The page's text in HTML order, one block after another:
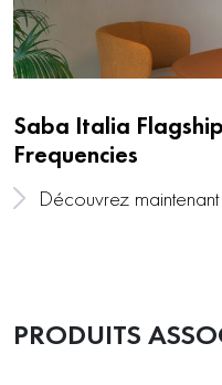
Saba Italia
Frequencies
Découvrez maintenant
PRODUITS